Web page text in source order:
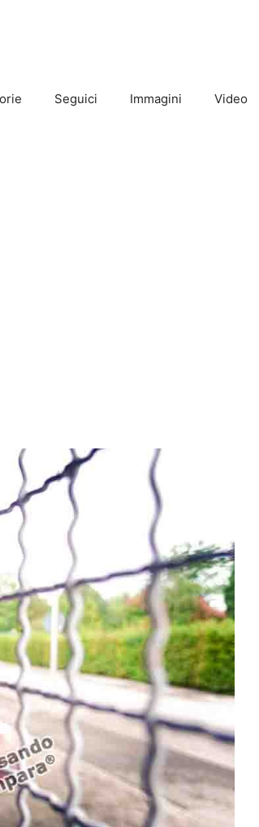
Seguici Immagini Video